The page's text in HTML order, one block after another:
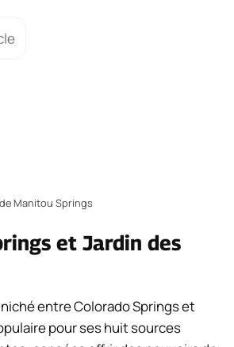
Manitou Springs
et Jardin des
entre Colorado Springs et
pour ses huit sources